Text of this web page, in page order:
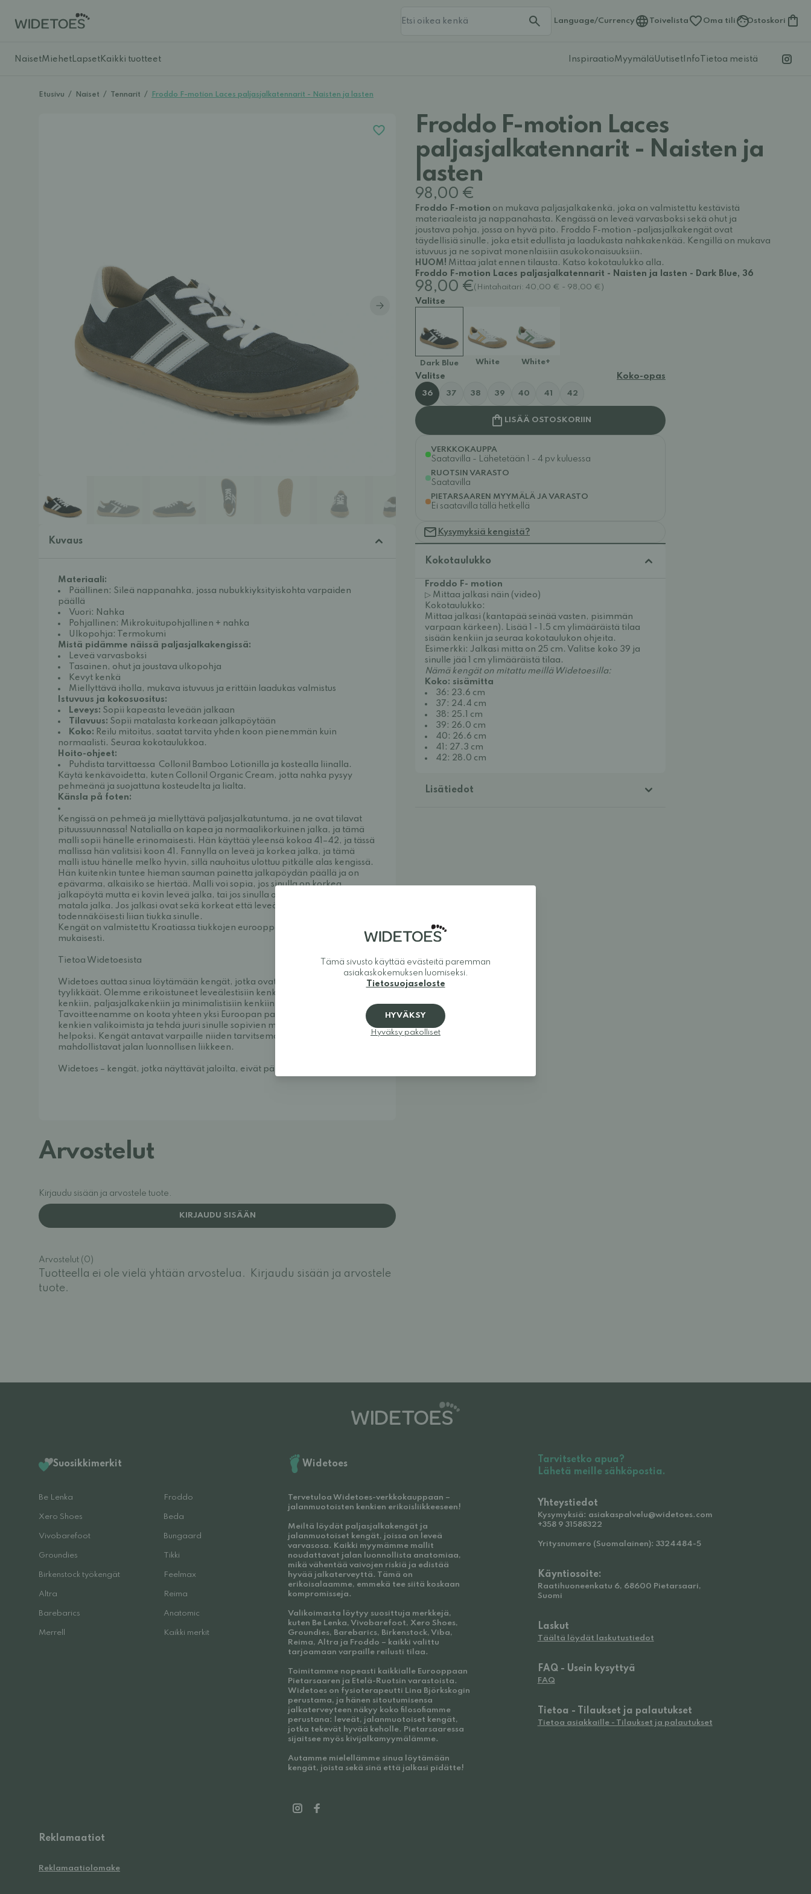
Language/Currency Toivelista Oma tili Ostoskori
NaisetMiehet Lapset Kaikki tuotteet InspiraatioMyymälä Uutiset Info Tietoa meistä
Etusivu / Naiset / Tennarit / Froddo F-motion Laces paljasjalkatennarit - Naisten ja lasten
Kuvaus
Materiaali:
Päällinen: Sileä nappanahka, jossa nubukkiyksityiskohta varpaiden
päällä
Vuori: Nahka
Pohjallinen: Mikrokuitupohjallinen + nahka
Ulkopohja: Termokumi
Mistä pidämme näissä paljasjalkakengissä:
Leveä varvasboksi
Tasainen, ohut ja joustava ulkopohja
Kevyt kenkä
Miellyttävä iholla, mukava istuvuus ja erittäin laadukas valmistus
Istuvuus ja kokosuositus:
Leveys: Sopii kapeasta leveään jalkaan
Tilavuus: Sopii matalasta korkeaan jalkapöytään
Koko: Reilu mitoitus, saatat tarvita yhden koon pienemmän kuin
normaalisti. Seuraa kokotaulukkoa.
Hoito-ohjeet:
Puhdista tarvittaessa Collonil Bamboo Lotionilla ja kostealla liinalla.
Käytä kenkävoidetta, kuten Collonil Organic Cream , jotta nahka pysyy
pehmeänä ja suojattuna kosteudelta ja lialta.
Känsla på foten:
Kengissä on pehmeä ja miellyttävä paljasjalkatuntuma, ja ne ovat tilavat
pituussuunnassa! Natalialla on kapea ja normaalikorkuinen jalka, ja tämä
malli sopii hänelle erinomaisesti. Hän käyttää yleensä kokoa 41–42, ja tässä
mallissa hän valitsisi koon 41. Fannylla on leveä ja korkea jalka, ja tämä
malli istuu hänelle melko hyvin, sillä nauhoitus ulottuu pitkälle alas kengissä.
Hän kuitenkin tuntee hieman sauman painetta jalkapöydän päällä ja on
epävarma, alkaisiko se hiertää. Malli voi sopia, jos sinulla on korkea
jalkapöytä mutta ei kovin leveä jalka, tai jos sinulla on leveä mutta melko
matala jalka. Jos jalkasi ovat sekä korkeat että leveät, tämä malli on
todennäköisesti liian tiukka sinulle.
Kengät on valmistettu Kroatiassa tiukkojen eurooppalaisten säädösten
mukaisesti.
Tietoa Widetoesista
Widetoes auttaa sinua löytämään kengät, jotka ovat sekä mukavat että
tyylikkäät. Olemme erikoistuneet leveälestisiin kenkiin, jalkamuotoisiin
kenkiin, paljasjalkakenkiin ja minimalistisiin kenkiin koko perheelle.
Tavoitteenamme on koota yhteen yksi Euroopan parhaista jalkamuotoisten
kenkien valikoimista ja tehdä juuri sinulle sopivien mallien löytäminen
helpoksi. Kengät antavat varpaille niiden tarvitseman tilan ja
mahdollistavat jalan luonnollisen liikkeen.
Widetoes – kengät, jotka näyttävät jaloilta, eivät päinvastoin.
Arvostelut
Kirjaudu sisään ja arvostele tuote.
KIRJAUDU SISÄÄN
Arvostelut (0)
Tuotteella ei ole vielä yhtään arvostelua.
Kirjaudu sisään ja arvostele
tuote.
Froddo F-motion Laces
paljasjalkatennarit - Naisten ja
lasten
98,00 €
Froddo F-motion on mukava paljasjalkakenkä, joka on valmistettu kestävistä
materiaaleista ja nappanahasta. Kengässä on leveä varvasboksi sekä ohut ja
joustava pohja, jossa on hyvä pito. Froddo F-motion -paljasjalkakengät ovat
täydellisiä sinulle, joka etsit edullista ja laadukasta nahkakenkää. Kengillä on mukava
istuvuus ja ne sopivat monenlaisiin asukokonaisuuksiin.
HUOM! Mittaa jalat ennen tilausta. Katso kokotaulukko alla.
Froddo F-motion Laces paljasjalkatennarit - Naisten ja lasten - Dark Blue, 36
98,00 €(Hintahaitari: 40,00 € - 98,00 €)
Valitse
Dark Blue White White+
Valitse Koko-opas
36 37 38 39 40 41 42
LISÄÄ OSTOSKORIIN
VERKKOKAUPPA
Saatavilla - Lähetetään 1 - 4 pv kuluessa
RUOTSIN VARASTO
Saatavilla
PIETARSAAREN MYYMÄLÄ JA VARASTO
Ei saatavilla tällä hetkellä
Kysymyksiä kengistä?
Kokotaulukko
Froddo F- motion
▷ Mittaa jalkasi näin (video)
Kokotaulukko:
Mittaa jalkasi (kantapää seinää vasten, pisimmän
varpaan kärkeen). Lisää 1 - 1.5 cm ylimääräistä tilaa
sisään kenkiin ja seuraa kokotaulukon ohjeita.
Esimerkki: Jalkasi mitta on 25 cm. Valitse koko 39 ja
sinulle jää 1 cm ylimääräistä tilaa.
Nämä kengät on mitattu meillä Widetoesilla:
Koko: sisämitta
36: 23.6 cm
37: 24.4 cm
38: 25.1 cm
39: 26.0 cm
40: 26.6 cm
41: 27.3 cm
42: 28.0 cm
Lisätiedot
Suosikkimerkit
Be Lenka Froddo
Xero Shoes Beda
Vivobarefoot Bungaard
Groundies Tikki
Birkenstock työkengät Feelmax
Altra Reima
Barebarics Anatomic
Merrell Kaikki merkit
Widetoes
Tervetuloa Widetoes-verkkokauppaan –
jalanmuotoisten kenkien erikoisliikkeeseen!
Meiltä löydät paljasjalkakengät ja
jalanmuotoiset kengät, joissa on leveä
varvasosa. Kaikki myymämme mallit
noudattavat jalan luonnollista anatomiaa,
mikä vähentää vaivojen riskiä ja edistää
hyvää jalkaterveyttä. Tämä on
erikoisalaamme, emmekä tee siitä koskaan
kompromisseja.
Valikoimasta löytyy suosittuja merkkejä,
kuten Be Lenka, Vivobarefoot, Xero Shoes,
Groundies, Barebarics, Birkenstock, Viba,
Reima, Altra ja Froddo – kaikki valittu
tarjoamaan varpaille reilusti tilaa.
Toimitamme nopeasti kaikkialle Eurooppaan
Pietarsaaren ja Etelä-Ruotsin varastoista.
Widetoes on fysioterapeutti Lina Björkskogin
perustama, ja hänen sitoutumisensa
jalkaterveyteen näkyy koko filosofiamme
perustana: leveät, jalanmuotoiset kengät,
jotka tekevät hyvää keholle. Pietarsaaressa
sijaitsee myös kivijalkamyymälämme.
Autamme mielellämme sinua löytämään
kengät, joista sekä sinä että jalkasi pidätte!
Tarvitsetko apua?
Lähetä meille sähköpostia.
Yhteystiedot
Kysymyksiä: asiakaspalvelu@widetoes.com
+358 9 31588322
Yritysnumero (Suomalainen): 3324484-5
Käyntiosoite:
Raatihuoneenkatu 6, 68600 Pietarsaari,
Suomi
Laskut
Täältä löydät laskutustiedot
FAQ - Usein kysyttyä
FAQ
Tietoa - Tilaukset ja palautukset
Tietoa asiakkaille - Tilaukset ja palautukset
Reklamaatiot
Reklamaatiolomake
Tämä sivusto käyttää evästeitä paremman
asiakaskokemuksen luomiseksi.
Tietosuojaseloste
HYVÄKSY
Hyväksy pakolliset